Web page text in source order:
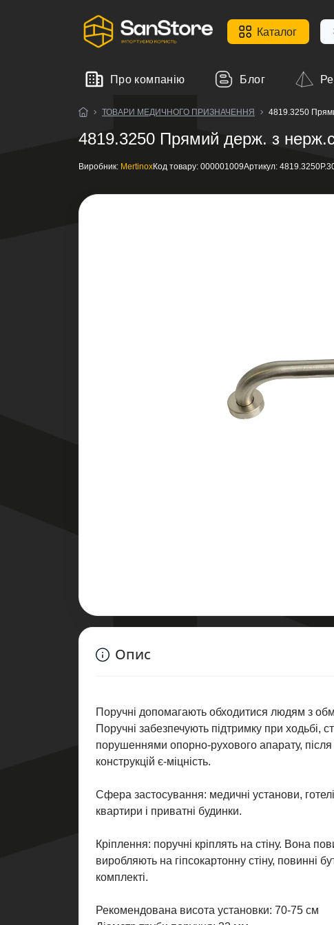
Каталог
Про компанію Блог
ТОВАРИ МЕДИЧНОГО ПРИЗНАЧЕННЯ 4819.3250
4819.3250 Прямий держ. з
Виробник: MertinoxКод товару: 000001009Артикул:
Опис
Поручні допомагають обходитися людям з
Поручні забезпечують підтримку при ходьбі,
порушеннями опорно-рухового апарату,
конструкцій є-міцність.
Сфера застосування: медичні установи,
квартири і приватні будинки.
Кріплення: поручні кріплять на стіну. Вона
виробляють на гіпсокартонну стіну, повинні
комплекті.
Рекомендована висота установки: 70-75 см